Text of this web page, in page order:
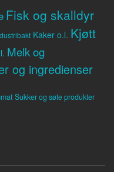
Fisk og skalldyr
Kaker o.l. Kjøtt
Melk og
og ingredienser
Sukker og søte produkter